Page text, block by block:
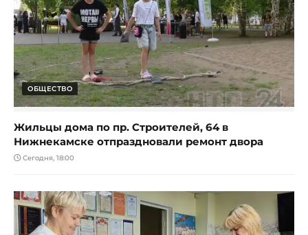
ОБЩЕСТВО
Жильцы дома по пр. Строителей, 64 в
Нижнекамске отпраздновали ремонт двора
Сегодня, 18:00